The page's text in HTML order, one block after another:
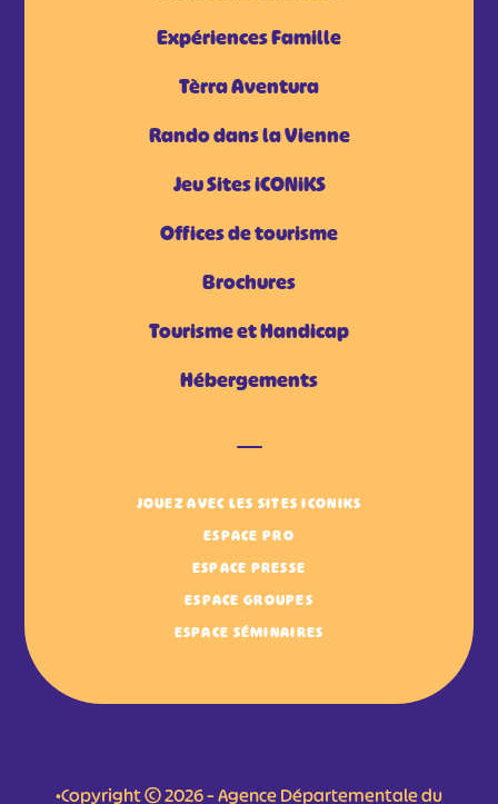
Expériences Famille
Tèrra Aventura
Rando dans la Vienne
Jeu Sites iCONiKS
Offices de tourisme
Brochures
Tourisme et Handicap
Hébergements
JOUEZ AVEC LES SITES ICONIKS
ESPACE PRO
ESPACE PRESSE
ESPACE GROUPES
ESPACE SÉMINAIRES
•Copyright © 2026 – Agence Départementale du